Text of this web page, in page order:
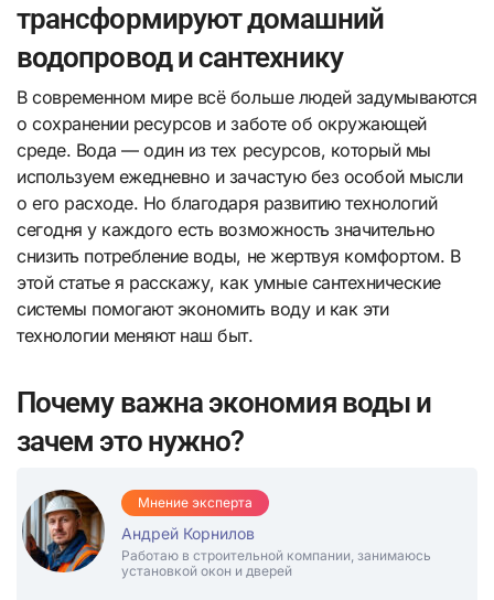
трансформируют домашний
водопровод и сантехнику
В современном мире всё больше людей задумываются
о сохранении ресурсов и заботе об окружающей
среде. Вода — один из тех ресурсов, который мы
используем ежедневно и зачастую без особой мысли
о его расходе. Но благодаря развитию технологий
сегодня у каждого есть возможность значительно
снизить потребление воды, не жертвуя комфортом. В
этой статье я расскажу, как умные сантехнические
системы помогают экономить воду и как эти
технологии меняют наш быт.
Почему важна экономия воды и
зачем это нужно?
Мнение эксперта
Андрей Корнилов
Работаю в строительной компании, занимаюсь
установкой окон и дверей